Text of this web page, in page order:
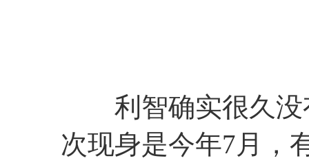
利智确实很久没
次现身是今年7月，